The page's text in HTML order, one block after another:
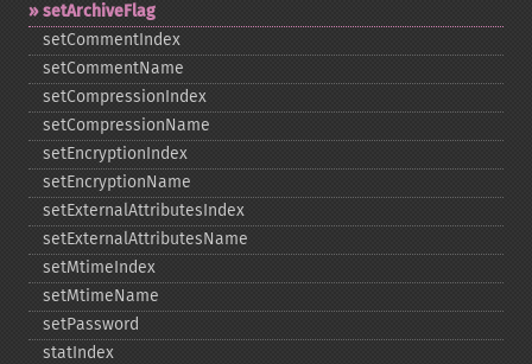
setArchiveFlag
setCommentIndex
setCommentName
setCompressionIndex
setCompressionName
setEncryptionIndex
setEncryptionName
setExternalAttributesIndex
setExternalAttributesName
setMtimeIndex
setMtimeName
setPassword
statIndex